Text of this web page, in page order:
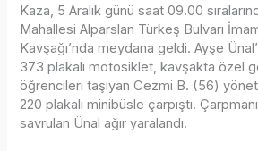
Kaza, 5 Aralık günü saat 09.00
Mahallesi Alparslan Türkeş Bulvarı
Kavşağı’nda meydana geldi. Ayşe
373 plakalı motosiklet, kavşakta özel
öğrencileri taşıyan Cezmi B. (56)
220 plakalı minibüsle çarpıştı.
savrulan Ünal ağır yaralandı.